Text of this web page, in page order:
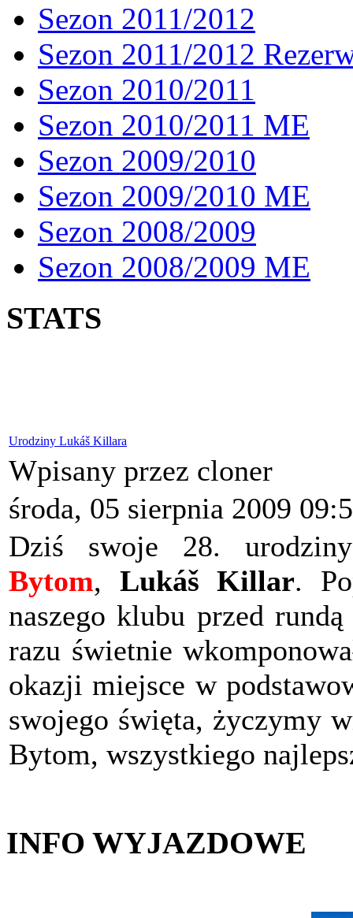
Sezon 2011/2012
Sezon 2011/2012
Sezon 2010/2011
Sezon 2010/2011 ME
Sezon 2009/2010
Sezon 2009/2010 ME
Sezon 2008/2009
Sezon 2008/2009 ME
STATS
Urodziny Lukáš Killara
Wpisany przez cloner
środa, 05 sierpnia 2009
Dziś swoje 28.
Bytom, Lukáš Killar.
naszego klubu przed
razu świetnie
okazji miejsce w
swojego święta, życzymy
Bytom, wszystkiego
INFO WYJAZDOWE